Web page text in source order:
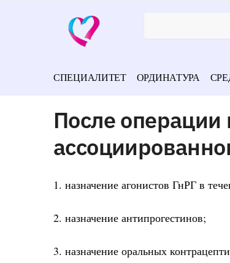
СПЕЦИАЛИТЕТ ОРДИНАТУРА
После операции
1. назначение агонистов ГнРГ в
2. назначение антипрогестинов;
3. назначение оральных